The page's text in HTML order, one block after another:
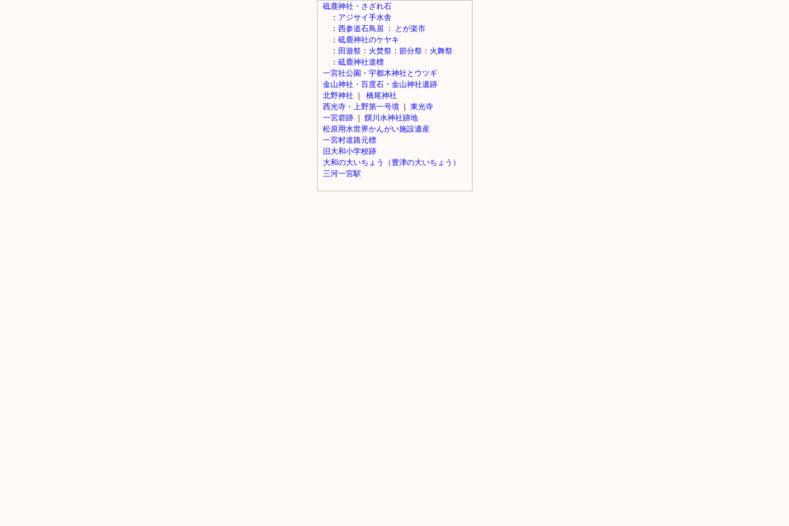
砥鹿神社・さざれ石
： アジサイ手水舎
： 西参道石鳥居：
とが楽市
： 砥鹿神社のケヤキ
： 田遊祭： 火焚祭： 節分祭： 火舞祭
： 砥鹿神社道標
一宮社公園・宇都木神社とウツギ
金山神社・百度石・金山神社遺跡
北野神社 ｜ 橋尾神社
西光寺・上野第一号墳｜ 東光寺
一宮砦跡｜ 饌川水神社跡地
松原用水世界かんがい施設遺産
一宮村道路元標
旧大和小学校跡
大和の大いちょう（豊津の大いちょう）
三河一宮駅